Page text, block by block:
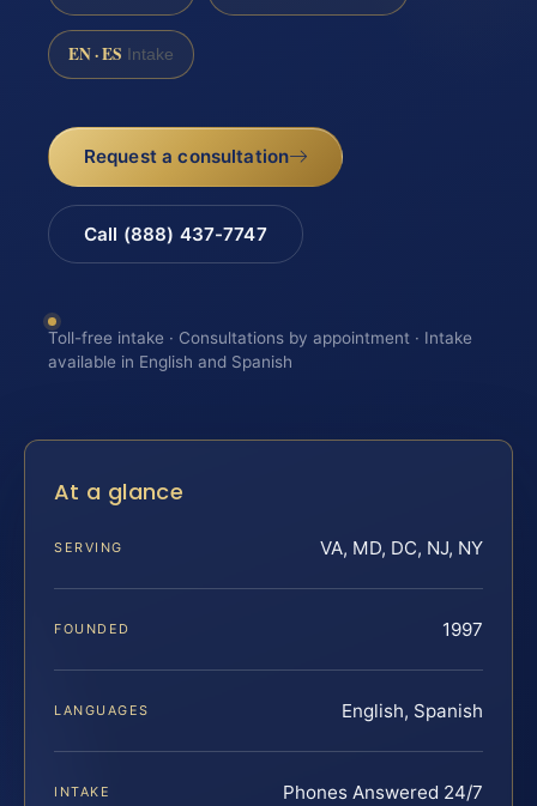
EN · ES Intake
Request a consultation
Call (888) 437-7747
Toll-free intake · Consultations by appointment · Intake
available in English and Spanish
At a glance
SERVING VA, MD, DC, NJ, NY
FOUNDED 1997
LANGUAGES English, Spanish
INTAKE Phones Answered 24/7